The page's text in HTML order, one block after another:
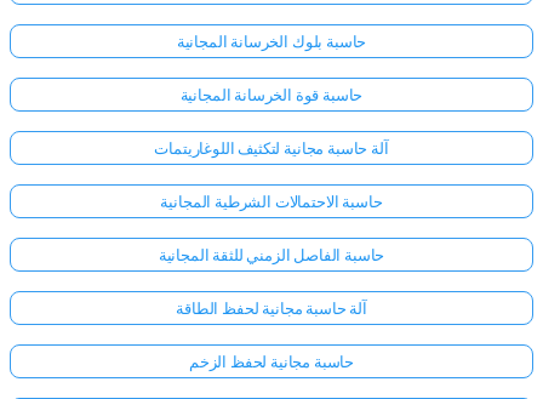
حاسبة بلوك الخرسانة المجانية
حاسبة قوة الخرسانة المجانية
آلة حاسبة مجانية لتكثيف اللوغاريتمات
حاسبة الاحتمالات الشرطية المجانية
حاسبة الفاصل الزمني للثقة المجانية
آلة حاسبة مجانية لحفظ الطاقة
حاسبة مجانية لحفظ الزخم